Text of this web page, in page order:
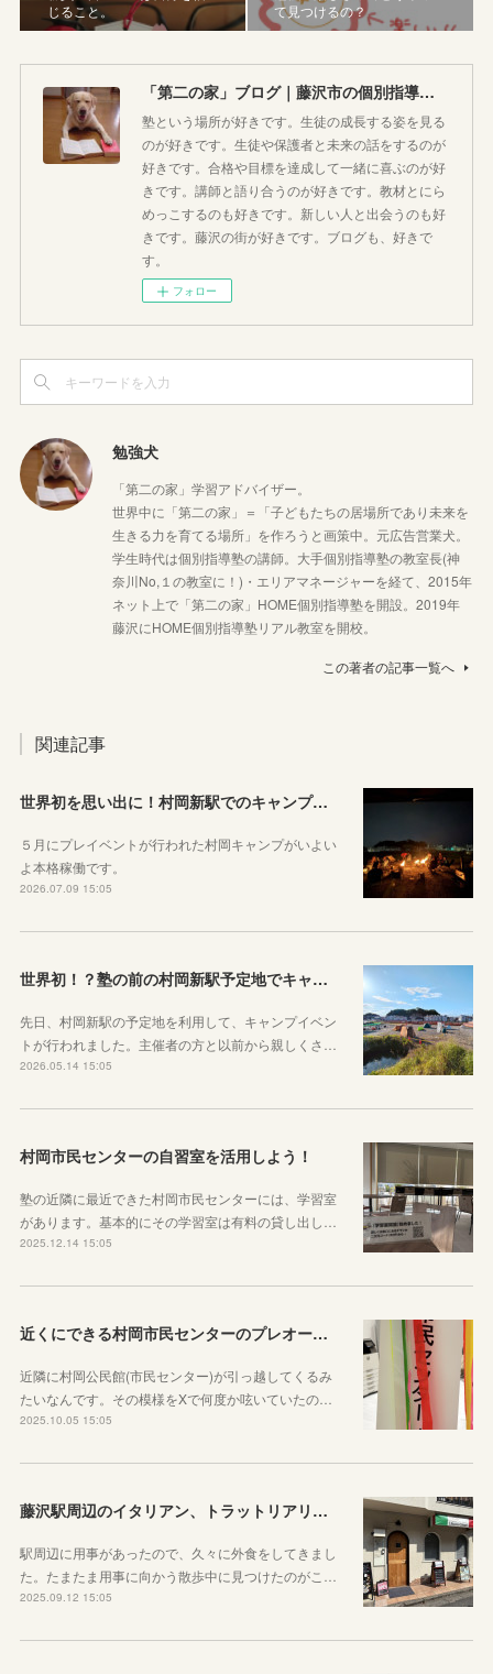
じること。
て見つけるの？
「第二の家」ブログ｜藤沢市の個別指導塾のお話
塾という場所が好きです。生徒の成長する姿を見る
のが好きです。生徒や保護者と未来の話をするのが
好きです。合格や目標を達成して一緒に喜ぶのが好
きです。講師と語り合うのが好きです。教材とにら
めっこするのも好きです。新しい人と出会うのも好
きです。藤沢の街が好きです。ブログも、好きで
す。
フォロー
勉強犬
「第二の家」学習アドバイザー。
世界中に「第二の家」＝「子どもたちの居場所であり未来を
生きる力を育てる場所」を作ろうと画策中。元広告営業犬。
学生時代は個別指導塾の講師。大手個別指導塾の教室長(神
奈川No,１の教室に！)・エリアマネージャーを経て、2015年
ネット上で「第二の家」HOME個別指導塾を開設。2019年
藤沢にHOME個別指導塾リアル教室を開校。
この著者の記事一覧へ
関連記事
世界初を思い出に！村岡新駅でのキャンプが参加メンバー募集中です！
５月にプレイベントが行われた村岡キャンプがいよい
よ本格稼働です。
2026.07.09 15:05
世界初！？塾の前の村岡新駅予定地でキャンプをしたというお話
先日、村岡新駅の予定地を利用して、キャンプイベン
トが行われました。主催者の方と以前から親しくさ…
2026.05.14 15:05
村岡市民センターの自習室を活用しよう！
塾の近隣に最近できた村岡市民センターには、学習室
があります。基本的にその学習室は有料の貸し出し…
2025.12.14 15:05
近くにできる村岡市民センターのプレオープンを見にいきました！
近隣に村岡公民館(市民センター)が引っ越してくるみ
たいなんです。その模様をXで何度か呟いていたの…
2025.10.05 15:05
藤沢駅周辺のイタリアン、トラットリアリベルタクオーレに行ってきた
駅周辺に用事があったので、久々に外食をしてきまし
た。たまたま用事に向かう散歩中に見つけたのがこ…
2025.09.12 15:05